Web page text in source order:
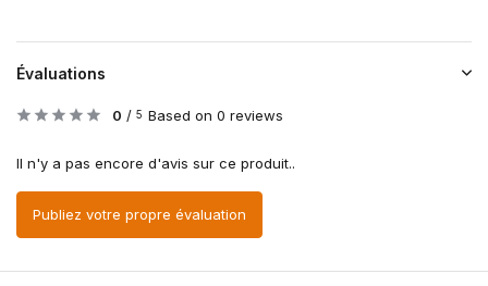
Évaluations
0 / 5 Based on 0 reviews
Il n'y a pas encore d'avis sur ce produit..
Publiez votre propre évaluation